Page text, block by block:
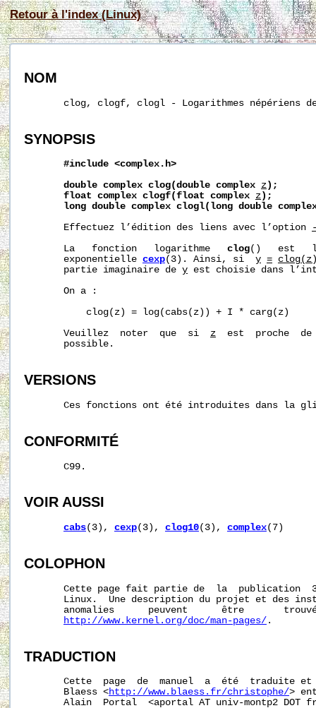
Retour à l'index (Linux)
NOM
clog, clogf, clogl - Logarithmes népériens
SYNOPSIS
#include <complex.h>
double complex clog(double complex z );
float complex clogf(float complex z );
long double complex clogl(long double
       Effectuez l’édition des liens avec l’option
       La   fonction   logarithme
clog()   est
       exponentielle
cexp(3). Ainsi, si y =
       partie imaginaire de
y est choisie dans
       On a :
           clog(z) = log(cabs(z)) + I * carg(z)
       Veuillez  noter  que  si
z
est  proche  de
       possible.
VERSIONS
Ces fonctions ont été introduites dans la
CONFORMITÉ
       C99.
VOIR AUSSI
cabs(3), cexp(3), clog10(3), complex(7)
COLOPHON
Cette page fait partie de  la  publication
Linux.  Une description du projet et des
anomalies      peuvent      être
http://www.kernel.org/doc/man-pages/ .
TRADUCTION
Cette  page  de  manuel  a  été  traduite
       Blaess <
http://www.blaess.fr/christophe/>
Alain  Portal  <aportal AT univ-montp2 DOT